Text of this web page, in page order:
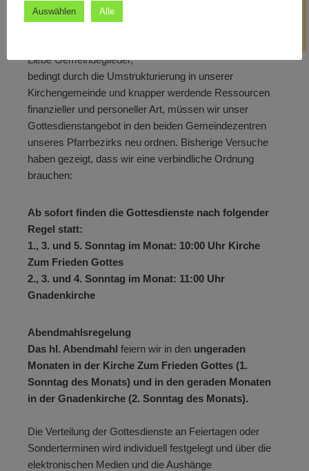
Liebe Gemeindeglieder,
bedingt durch die Umstrukturierung in unserer
Kirchengemeinde und knapper werdende Ressourcen
finanzieller und personeller Art, müssen wir unser
Gottesdienstangebot in den beiden Gemeindezentren
unseres Pfarrbezirks neu ordnen. Bisherige Versuche
haben gezeigt, dass wir eine verbindliche Ordnung
brauchen:
Ab sofort finden die Gottesdienste nach folgender
Regel statt:
1., 3. und 5. Sonntag im Monat: 10:00 Uhr Kirche
Zum Frieden Gottes
2., 3. und 4. Sonntag im Monat: 11:00 Uhr
Gnadenkirche
Abendmahlsregelung
Das hl. Abendmahl feiern wir in den ungeraden
Monaten in der Kirche Zum Frieden Gottes (1.
Sonntag des Monats) und in den geraden Monaten
in der Gnadenkirche (2. Sonntag des Monats).
Die Verteilung der Gottesdienste an Feiertagen oder
Sonderterminen wird individuell festgelegt und über die
elektronischen Medien und die Aushänge
Auswählen Alle